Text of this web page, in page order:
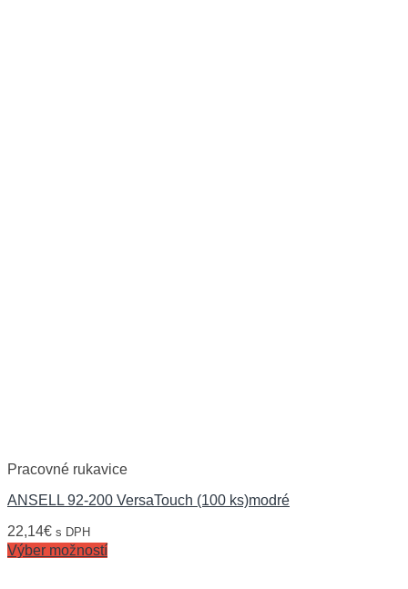
Pracovné rukavice
ANSELL 92-200 VersaTouch (100 ks)modré
22,14€ s DPH
Výber možností